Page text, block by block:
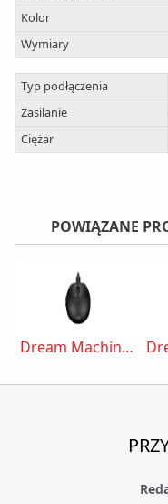
Kolor
Wymiary
Typ podłączenia
Zasilanie
Ciężar
POWIĄZANE
Dream Machines DM8 Mini